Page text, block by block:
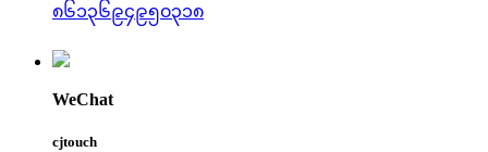
၈၆၁၃၆၉၄၉၅၀၃၁၈
WeChat
cjtouch